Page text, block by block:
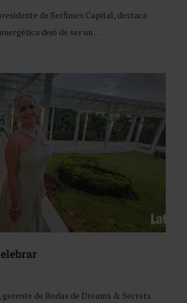
de Serfimex Capital, destaca
dejó de ser un …
gerente de Bodas de Dreams & Secrets